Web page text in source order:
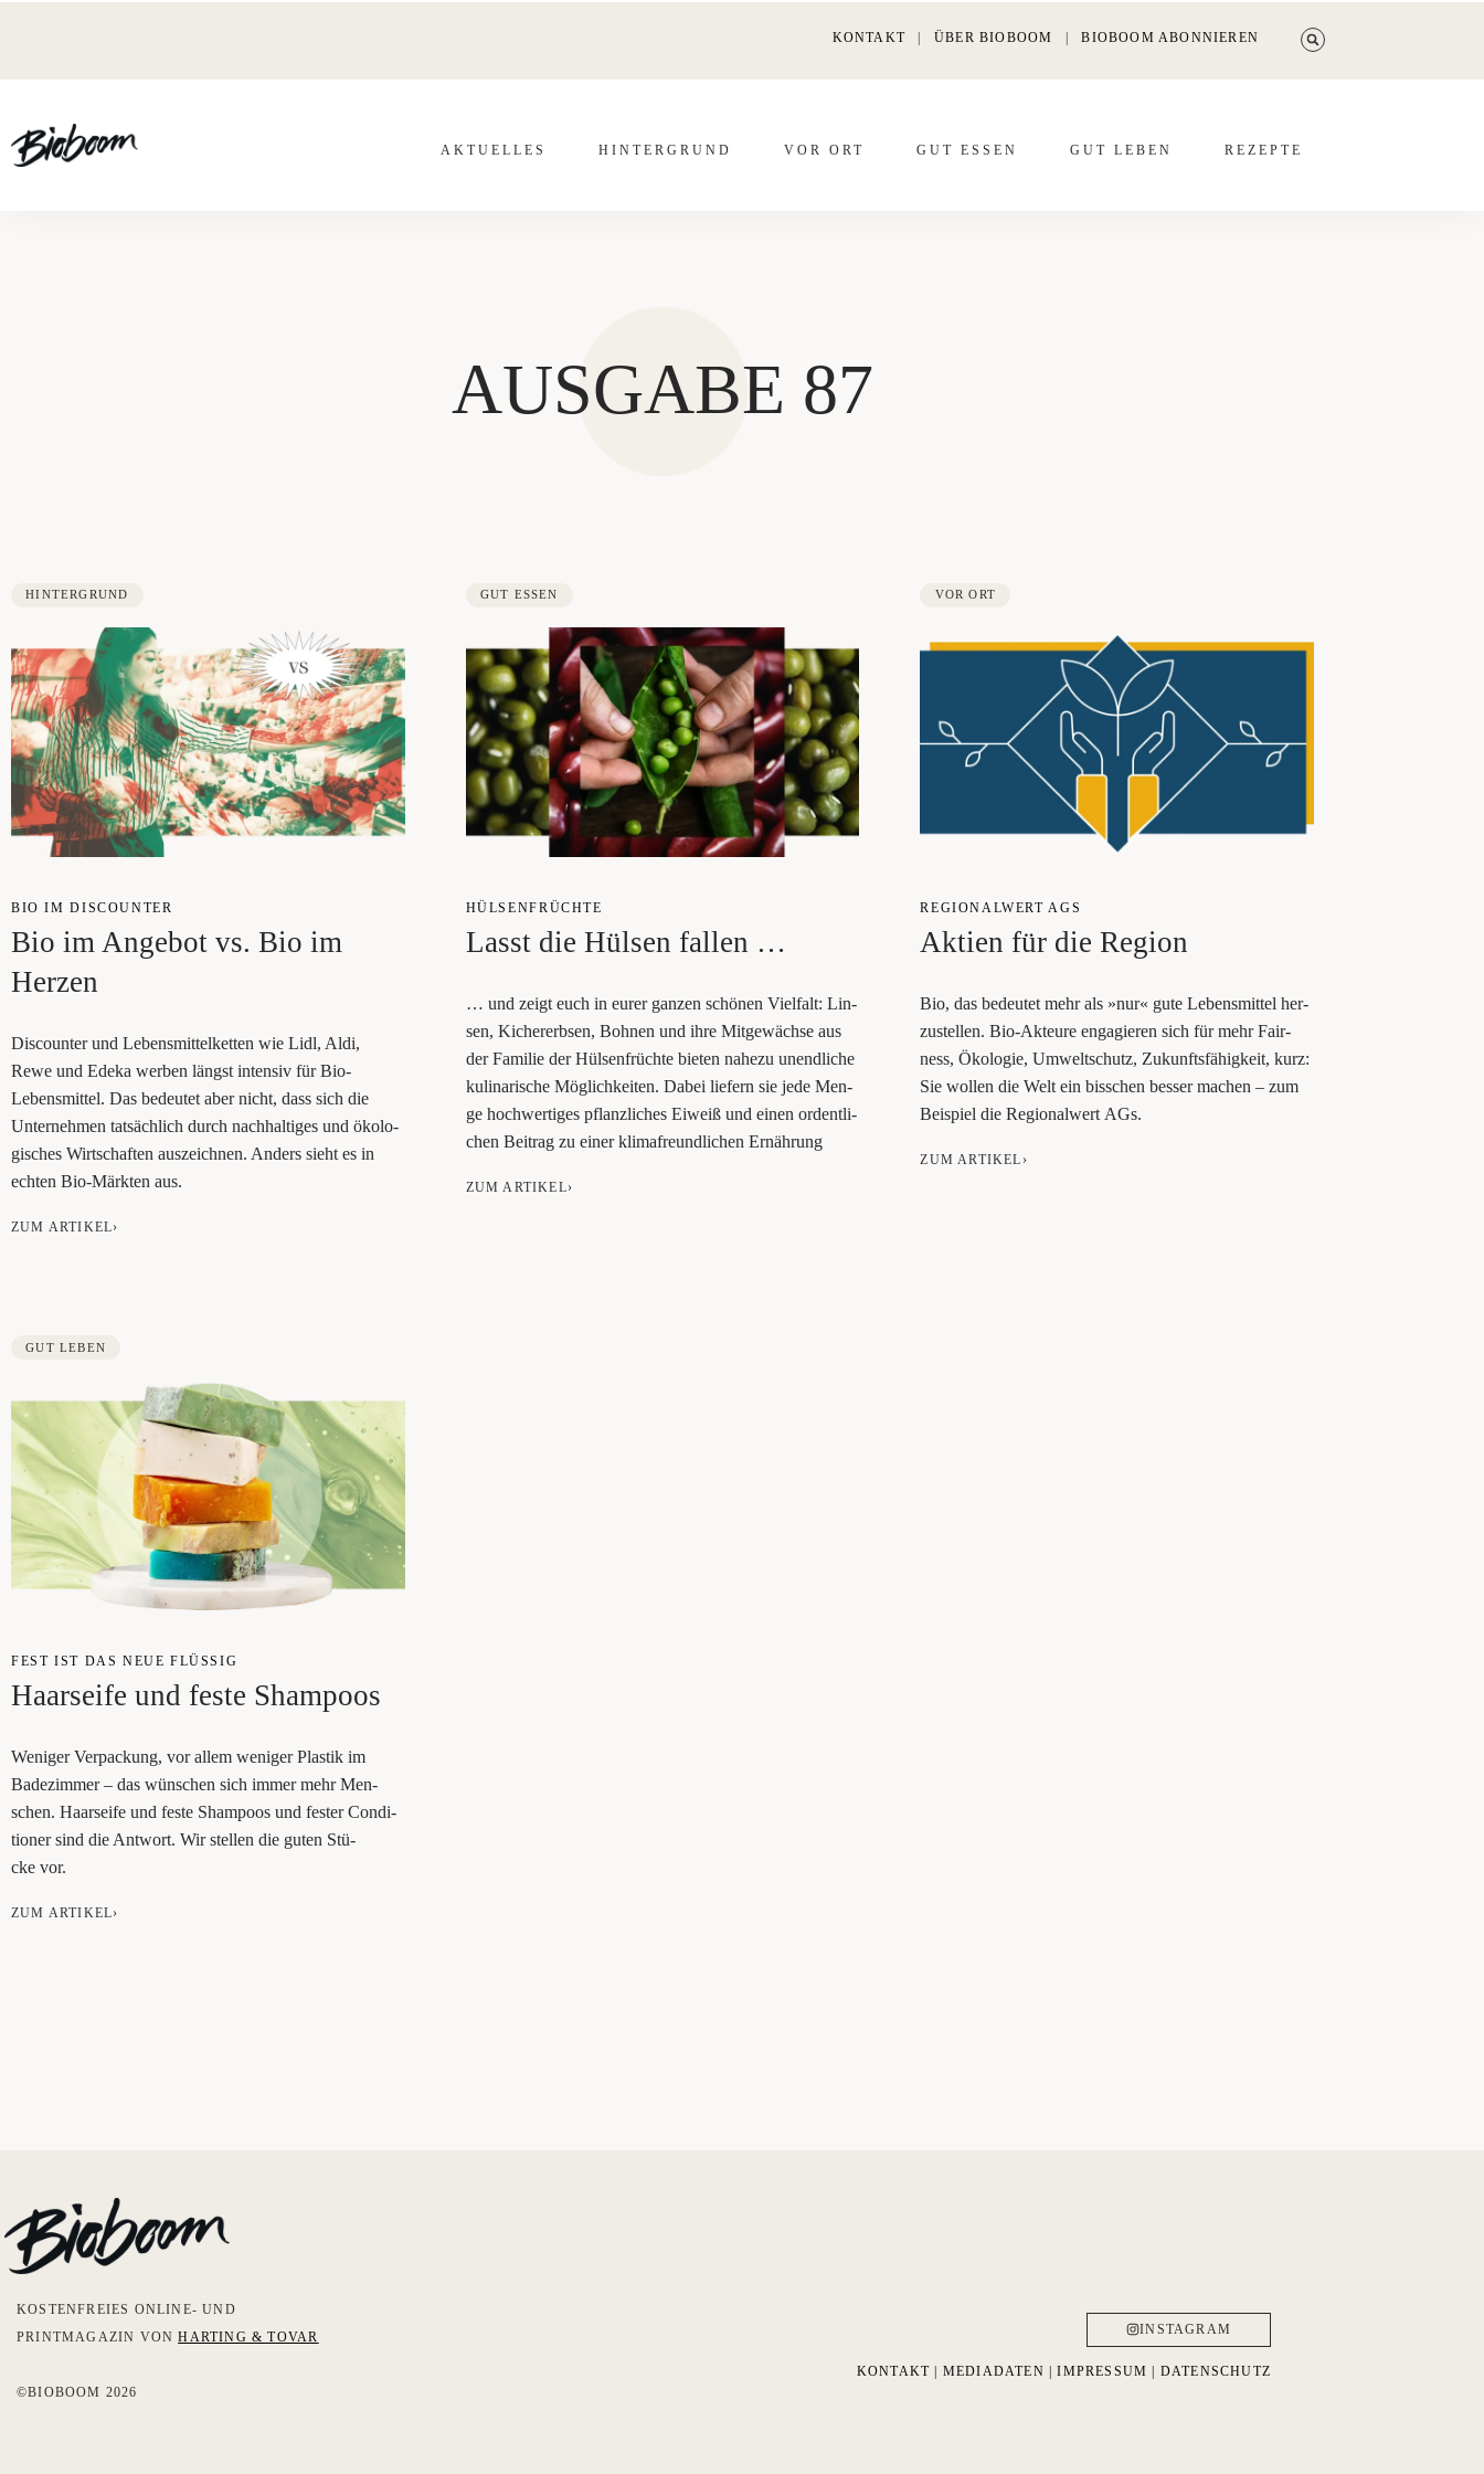
KONTAKT| ÜBER BIOBOOM |BIOBOOM ABONNIEREN
AKTU­EL­LES HIN­TER­GRUND VOR ORT GUT ESSEN GUT LEBEN REZEP­TE
AUSGABE 87
HINTERGRUND
BIO IM DIS­COUN­TER
Bio im Ange­bot vs. Bio im
Herzen
Dis­coun­ter und Lebens­mit­tel­ket­ten wie Lidl, Aldi,
Rewe und Ede­ka wer­ben längst inten­siv für Bio-
Lebens­mit­tel. Das bedeu­tet aber nicht, dass sich die
Unter­neh­men tat­säch­lich durch nach­hal­ti­ges und öko­lo­
gi­sches Wirt­schaf­ten aus­zeich­nen. Anders sieht es in
ech­ten Bio-Märk­ten aus.
ZUM ARTIKEL›
GUT ESSEN
HÜL­SEN­FRÜCH­TE
Lasst die Hül­sen fallen …
… und zeigt euch in eurer gan­zen schö­nen Viel­falt: Lin­
sen, Kicher­erb­sen, Boh­nen und ihre Mit­ge­wäch­se aus
der Fami­lie der Hül­sen­früch­te bie­ten nahe­zu unend­li­che
kuli­na­ri­sche Mög­lich­kei­ten. Dabei lie­fern sie jede Men­
ge hoch­wer­ti­ges pflanz­li­ches Eiweiß und einen ordent­li­
chen Bei­trag zu einer kli­ma­freund­li­chen Ernährung
ZUM ARTIKEL›
VOR ORT
REGIO­NAL­WERT AGS
Akti­en für die Region
Bio, das bedeu­tet mehr als »nur« gute Lebens­mit­tel her­
zu­stel­len. Bio-Akteu­re enga­gie­ren sich für mehr Fair­
ness, Öko­lo­gie, Umwelt­schutz, Zukunfts­fä­hig­keit, kurz:
Sie wol­len die Welt ein biss­chen bes­ser machen – zum
Bei­spiel die Regio­nal­wert AGs.
ZUM ARTIKEL›
GUT LEBEN
FEST IST DAS NEUE FLÜS­SIG
Haar­sei­fe und fes­te Shampoos
Weni­ger Ver­pa­ckung, vor allem weni­ger Plas­tik im
Bade­zim­mer – das wün­schen sich immer mehr Men­
schen. Haar­sei­fe und fes­te Sham­poos und fes­ter Con­di­
tio­ner sind die Ant­wort. Wir stel­len die guten Stü­
cke vor.
ZUM ARTIKEL›
KOSTENFREIES ONLINE- UND
PRINTMAGAZIN VONHARTING & TOVAR
©BIOBOOM 2026
INSTAGRAM
KONTAKT | MEDIADATEN |IMPRESSUM | DATENSCHUTZ